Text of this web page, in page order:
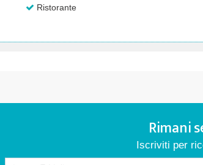
Ristorante
Rimani
Iscriviti per